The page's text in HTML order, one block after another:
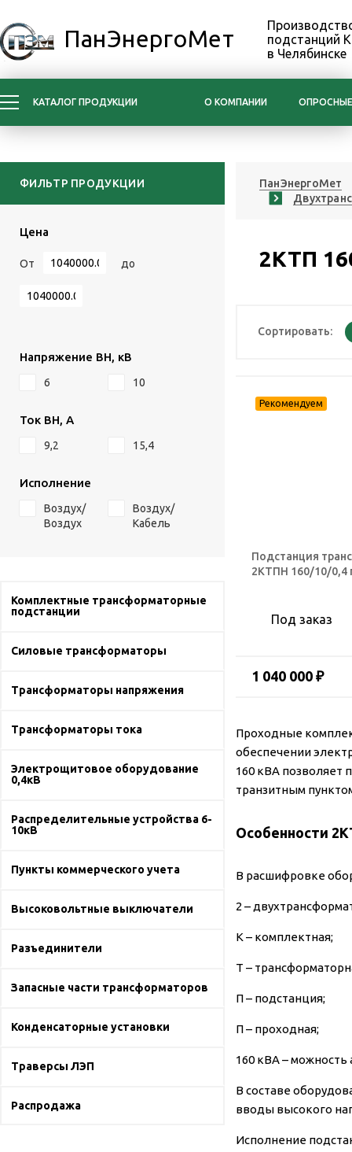
ПанЭнергоМет
подстанций
в Челябинске
КАТАЛОГ ПРОДУКЦИИ О КОМПАНИИ
ФИЛЬТР ПРОДУКЦИИ
Цена
От до
Напряжение ВН, кВ
6 10
Ток ВН, А
9,2 15,4
Исполнение
Воздух/
Воздух
Воздух/
Кабель
Комплектные трансформаторные
подстанции
Силовые трансформаторы
Трансформаторы напряжения
Трансформаторы тока
Электрощитовое оборудование
0,4кВ
Распределительные устройства 6-
10кВ
Пункты коммерческого учета
Высоковольтные выключатели
Разъединители
Запасные части трансформаторов
Конденсаторные установки
Траверсы ЛЭП
Распродажа
ПанЭнергоМет
2КТП
Сортировать:
Подстанция
2КТПН 160/10/0,4
Под заказ
1 040 000 ₽
Проходные
обеспечении
160 кВА позволяет
транзитным
Особенности
В расшифровке
2 –
К – комплектная;
Т –
П – подстанция;
П – проходная;
160 кВА – можность
В составе
вводы высокого
Исполнение